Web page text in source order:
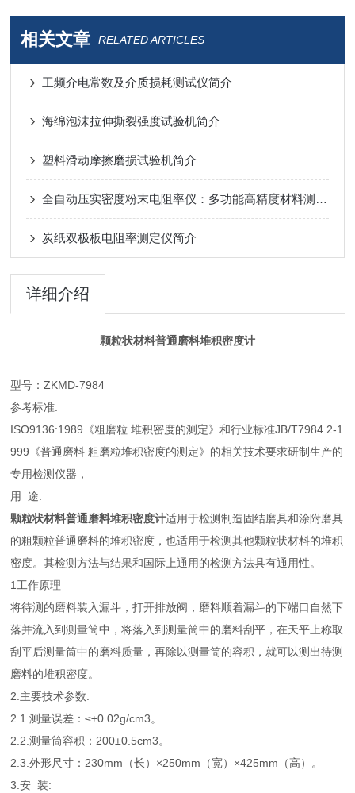
相关文章 RELATED ARTICLES
工频介电常数及介质损耗测试仪简介
海绵泡沫拉伸撕裂强度试验机简介
塑料滑动摩擦磨损试验机简介
全自动压实密度粉末电阻率仪：多功能高精度材料测试解决方案
炭纸双极板电阻率测定仪简介
详细介绍
颗粒状材料普通磨料堆积密度计
型号：ZKMD-7984
参考标准:
ISO9136:1989《粗磨粒 堆积密度的测定》和行业标准JB/T7984.2-1
999《普通磨料 粗磨粒堆积密度的测定》的相关技术要求研制生产的
专用检测仪器，
用 途:
颗粒状材料普通磨料堆积密度计适用于检测制造固结磨具和涂附磨具
的粗颗粒普通磨料的堆积密度，也适用于检测其他颗粒状材料的堆积
密度。其检测方法与结果和国际上通用的检测方法具有通用性。
1工作原理
将待测的磨料装入漏斗，打开排放阀，磨料顺着漏斗的下端口自然下
落并流入到测量筒中，将落入到测量筒中的磨料刮平，在天平上称取
刮平后测量筒中的磨料质量，再除以测量筒的容积，就可以测出待测
磨料的堆积密度。
2.主要技术参数:
2.1.测量误差：≤±0.02g/cm3。
2.2.测量筒容积：200±0.5cm3。
2.3.外形尺寸：230mm（长）×250mm（宽）×425mm（高）。
3.安 装: